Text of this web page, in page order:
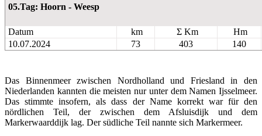
05.Tag: Hoorn - Weesp
Datum km Σ Km
Hm
10.07.2024
73 403 140
Das Binnenmeer zwischen Nordholland und Friesland in den
Niederlanden kannten die meisten nur unter dem Namen Ijsselmeer.
Das stimmte insofern, als dass der Name korrekt war für den
nördlichen Teil, der zwischen dem Afsluisdijk und dem
Markerwaarddijk lag. Der südliche Teil nannte sich Markermeer.